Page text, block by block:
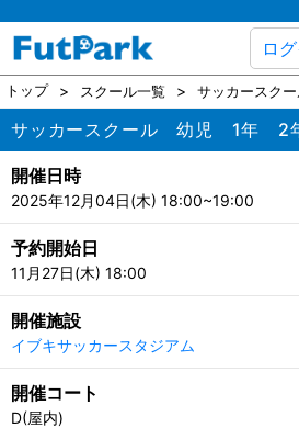
ロ
トップ スクール一覧 サッカース
サッカースクール 幼児 1年 2
開催日時
2025年12月04日(木) 18:00~19:00
予約開始日
11月27日(木) 18:00
開催施設
イブキサッカースタジアム
開催コート
D(屋内)